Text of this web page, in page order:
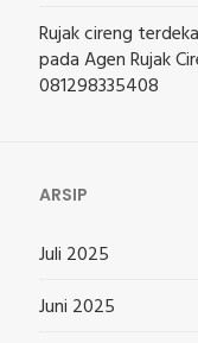
Rujak cireng
padaAgen Rujak
081298335408
ARSIP
Juli 2025
Juni 2025